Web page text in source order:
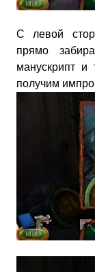
С левой
прямо
манускрипт и
получим